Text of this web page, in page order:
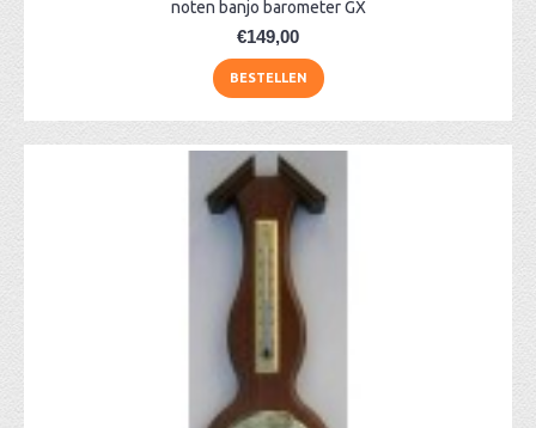
noten banjo barometer GX
€149,00
BESTELLEN